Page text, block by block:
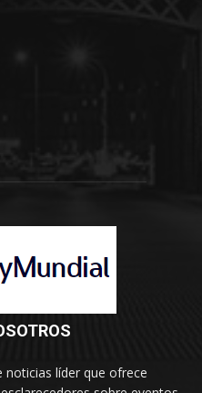
noticias líder que ofrece